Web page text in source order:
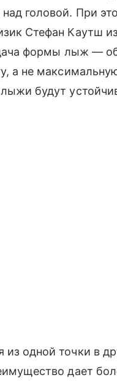
головой. При
Стефан Каутш
формы лыж —
а не
будут
одной точки в
дает